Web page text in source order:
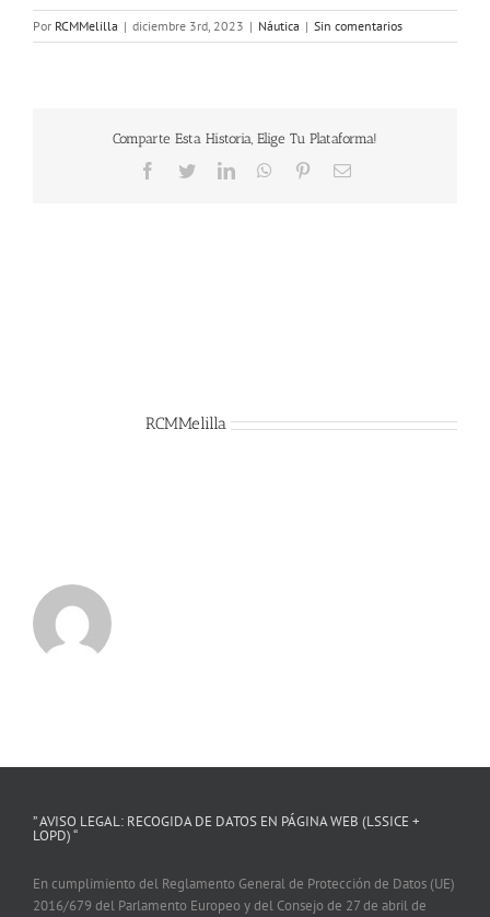
Por RCMMelilla | diciembre 3rd, 2023 | Náutica | Sin comentarios
Comparte Esta Historia, Elige Tu Plataforma!
Facebook
TwitterLinkedInWhatsApp
PinterestCorreo
RCMMelilla
” AVISO LEGAL: RECOGIDA DE DATOS EN PÁGINA WEB (LSSICE +
LOPD) “
En cumplimiento del Reglamento General de Protección de Datos (UE)
2016/679 del Parlamento Europeo y del Consejo de 27 de abril de